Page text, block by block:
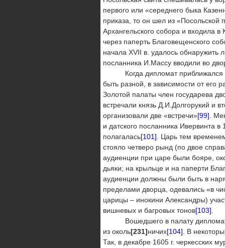
первого или «середнего быка
приказа, то он шел из «Посольской
Архангельского собора и входила
через паперть Благовещенского
начала XVII в. удалось обнаружить
посланника И.Массу вводили во
Когда дипломат приближался к
быть разной, в зависимости от его
Золотой палаты член государева
встречали князь Д.И.Долгорукий и
организовали две «встречи»[99] .
и датского посланника Ивервинта в
полагалась[101] . Царь тем
стояло четверо рынд (по двое
аудиенции при царе были бояре,
дьяки; на крыльце и на паперти
аудиенции должны были быть в
пределами дворца, одевались «в
царицы – инокини Александры)
вишневых и багровых тонов[103]
Вошедшего в палату дипломата
из околь[231]ничих[104] . В
Так, в декабре 1605 г. черкесских